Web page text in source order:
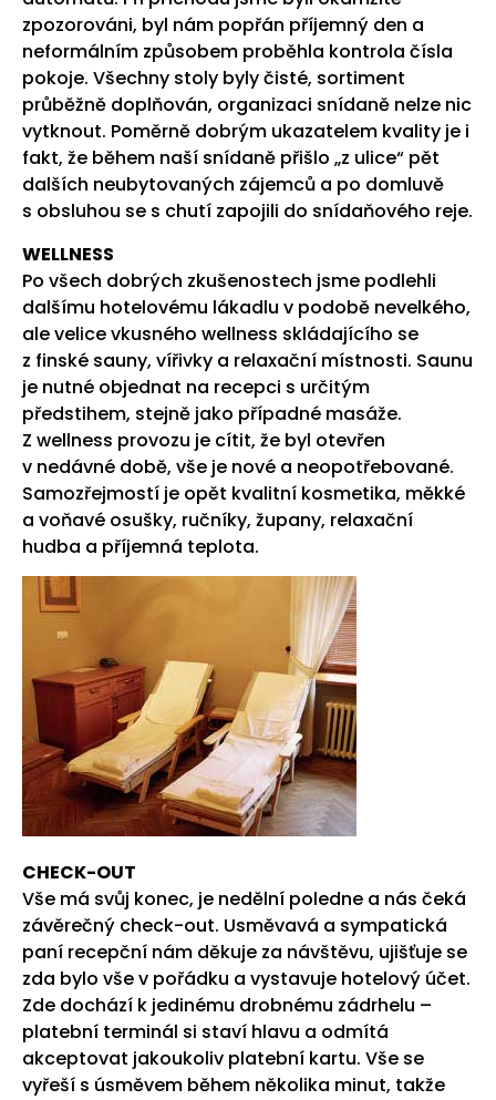
zpozorováni, byl nám popřán příjemný den a
neformálním způsobem proběhla kontrola čísla
pokoje. Všechny stoly byly čisté, sortiment
průběžně doplňován, organizaci snídaně nelze nic
vytknout. Poměrně dobrým ukazatelem kvality je i
fakt, že během naší snídaně přišlo „z ulice“ pět
dalších neubytovaných zájemců a po domluvě
s obsluhou se s chutí zapojili do snídaňového reje.
WELLNESS
Po všech dobrých zkušenostech jsme podlehli
dalšímu hotelovému lákadlu v podobě nevelkého,
ale velice vkusného wellness skládajícího se
z finské sauny, vířivky a relaxační místnosti. Saunu
je nutné objednat na recepci s určitým
předstihem, stejně jako případné masáže.
Z wellness provozu je cítit, že byl otevřen
v nedávné době, vše je nové a neopotřebované.
Samozřejmostí je opět kvalitní kosmetika, měkké
a voňavé osušky, ručníky, župany, relaxační
hudba a příjemná teplota.
CHECK-OUT
Vše má svůj konec, je nedělní poledne a nás čeká
závěrečný check-out. Usměvavá a sympatická
paní recepční nám děkuje za návštěvu, ujišťuje se
zda bylo vše v pořádku a vystavuje hotelový účet.
Zde dochází k jedinému drobnému zádrhelu –
platební terminál si staví hlavu a odmítá
akceptovat jakoukoliv platební kartu. Vše se
vyřeší s úsměvem během několika minut, takže